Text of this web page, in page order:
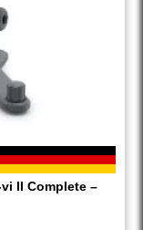
II Complete –